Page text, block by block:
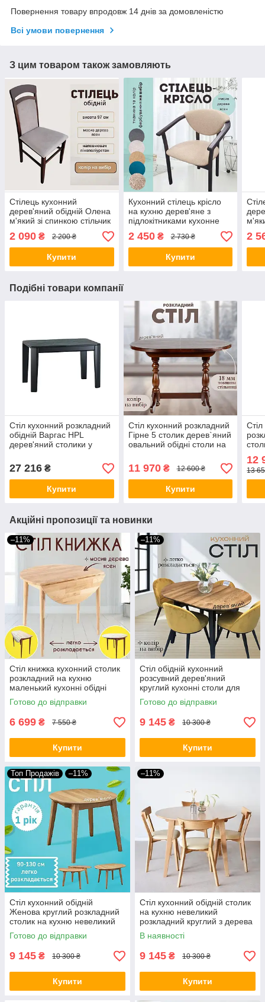
Повернення товару впродовж 14 днів за домовленістю
Всі умови повернення
З цим товаром також замовляють
Стілець кухонний
дерев'яний обідній Олена
м'який зі спинкою стільчик
для бенкету кафе кухні
вітальні їдальні дому
кухонні стільці
2 090 ₴ 2 200 ₴
Купити
Кухонний стілець крісло
на кухню дерев'яне з
підлокітниками кухонне
для кухні готелю і
ресторану в кафе Алексіс
різний колір
2 450₴ 2 730 ₴
Купити
2
Подібні товари компанії
Стіл кухонний розкладний
обідній Варгас HPL
дерев'яний столики у
столи для кухні кафе
27 216 ₴
Купити
Стіл кухонний розкладний
Гірне 5 столик дерев`яний
овальний обідні столи на
120(160) х 80 см
11 970₴ 12 600 ₴
Купити
х
12
13
Акційні пропозиції та новинки
–11%
Стіл книжка кухонний столик
розкладний на кухню
маленький кухонні обідні
столи для кухні Лілія
Готово до відправки
6 699 ₴ 7 550 ₴
Купити
–11%
Стіл обідній кухонний
розсувний дерев'яний
круглий кухонні столи для
кухні Женова Д90(130) см
різні кольори
Готово до відправки
9 145 ₴ 10 300 ₴
Купити
Топ Продажів –11%
Стіл кухонний обідній
Женова круглий розкладний
столик на кухню невеликий
дерев’яний сучасний стіл для
кухні та їдальні
Готово до відправки
9 145 ₴ 10 300 ₴
Купити
–11%
Стіл кухонний обідній столик
на кухню невеликий
розкладний круглий з дерева
кухонні столи Женова
Д90(130)
В наявності
9 145 ₴ 10 300 ₴
Купити